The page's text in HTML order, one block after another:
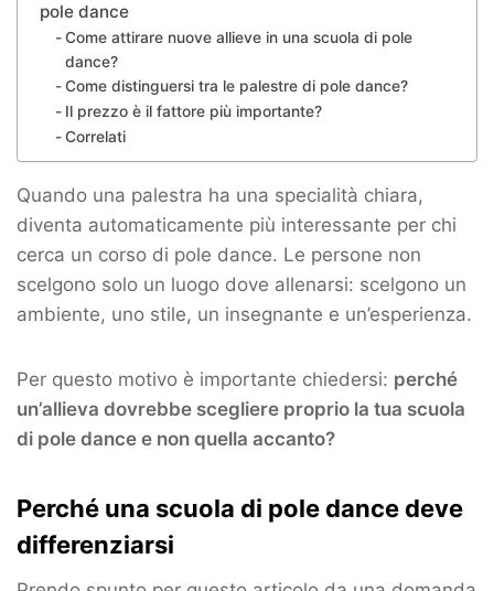
pole dance
Come attirare nuove allieve in una scuola di pole
dance?
Come distinguersi tra le palestre di pole dance?
Il prezzo è il fattore più importante?
Correlati
Quando una palestra ha una specialità chiara,
diventa automaticamente più interessante per chi
cerca un corso di pole dance. Le persone non
scelgono solo un luogo dove allenarsi: scelgono un
ambiente, uno stile, un insegnante e un’esperienza.
Per questo motivo è importante chiedersi: perché
un’allieva dovrebbe scegliere proprio la tua scuola
di pole dance e non quella accanto?
Perché una scuola di pole dance deve
differenziarsi